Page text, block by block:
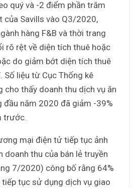
quý và -2 điểm phần trăm
của Savills vào Q3/2020,
hàng F&B và thời trang
rõ rệt về diện tích thuê hoặc
do giảm bớt diện tích thuê
Số liệu từ Cục Thống kê
cho thấy doanh thu dịch vụ ăn
đầu năm 2020 đã giảm -39%
trước.
mại điện tử tiếp tục ảnh
doanh thu của bán lẻ truyền
7/2020) công bố rằng 64%
tục sử dụng dịch vụ giao